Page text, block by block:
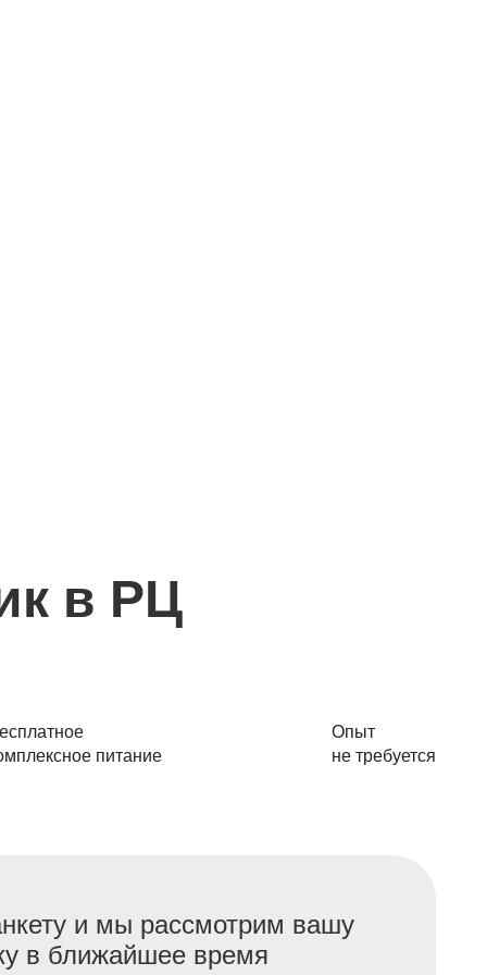
в РЦ
питание
Опыт
не требуется
и мы рассмотрим вашу
в ближайшее время